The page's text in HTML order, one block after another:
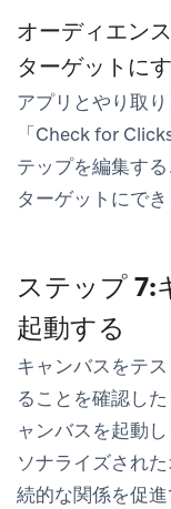
オーディエン
ターゲットに
アプリとやり取
「Check for
テップを編集す
ターゲットにでき
ステップ 7:
起動する
キャンバスをテ
ることを確認した
ャンバスを起動
ソナライズされ
続的な関係を促進